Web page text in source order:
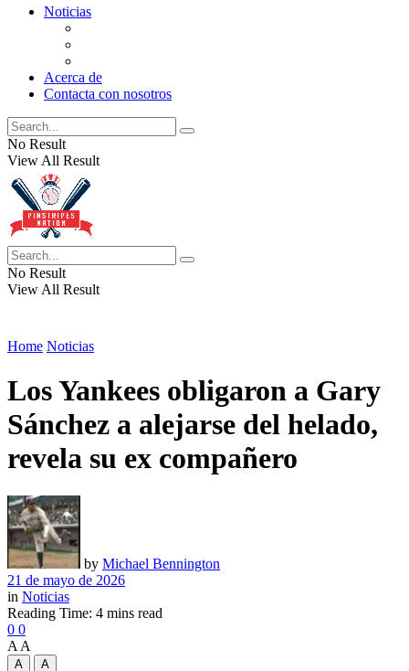
Noticias
Acerca de
Contacta con nosotros
No Result
View All Result
No Result
View All Result
Home Noticias
Los Yankees obligaron a Gary
Sánchez a alejarse del helado,
revela su ex compañero
by Michael Bennington
21 de mayo de 2026
in Noticias
Reading Time: 4 mins read
0 0
A A
A
A